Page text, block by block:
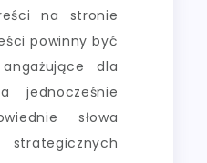
na stronie
powinny być
dla
jednocześnie
słowa